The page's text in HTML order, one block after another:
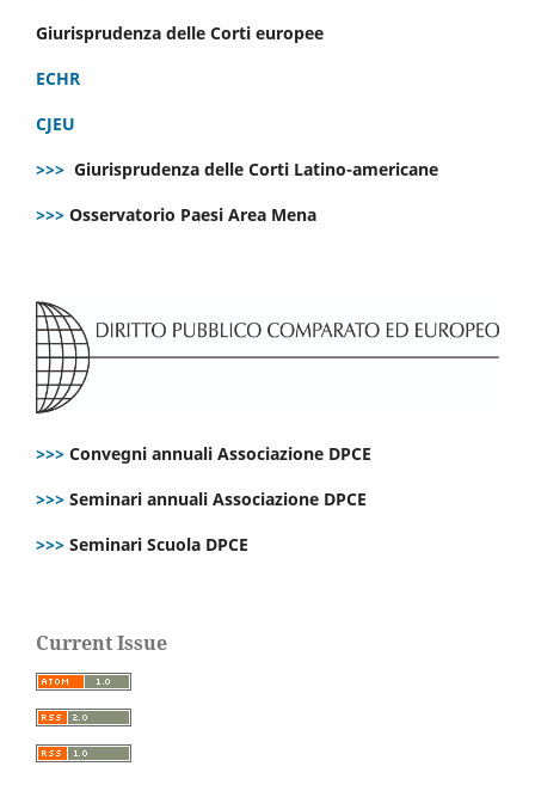
Giurisprudenza delle Corti europee
ECHR
CJEU
>>> Giurisprudenza delle Corti Latino-americane
>>> Osservatorio Paesi Area Mena
>>> Convegni annuali Associazione DPCE
>>> Seminari annuali Associazione DPCE
>>> Seminari Scuola DPCE
Current Issue